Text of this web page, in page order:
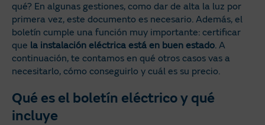
qué? En algunas gestiones, como dar de alta la luz por
primera vez, este documento es necesario. Además, el
boletín cumple una función muy importante: certificar
que la instalación eléctrica está en buen estado. A
continuación, te contamos en qué otros casos vas a
necesitarlo, cómo conseguirlo y cuál es su precio.
Qué es el boletín eléctrico y qué
incluye